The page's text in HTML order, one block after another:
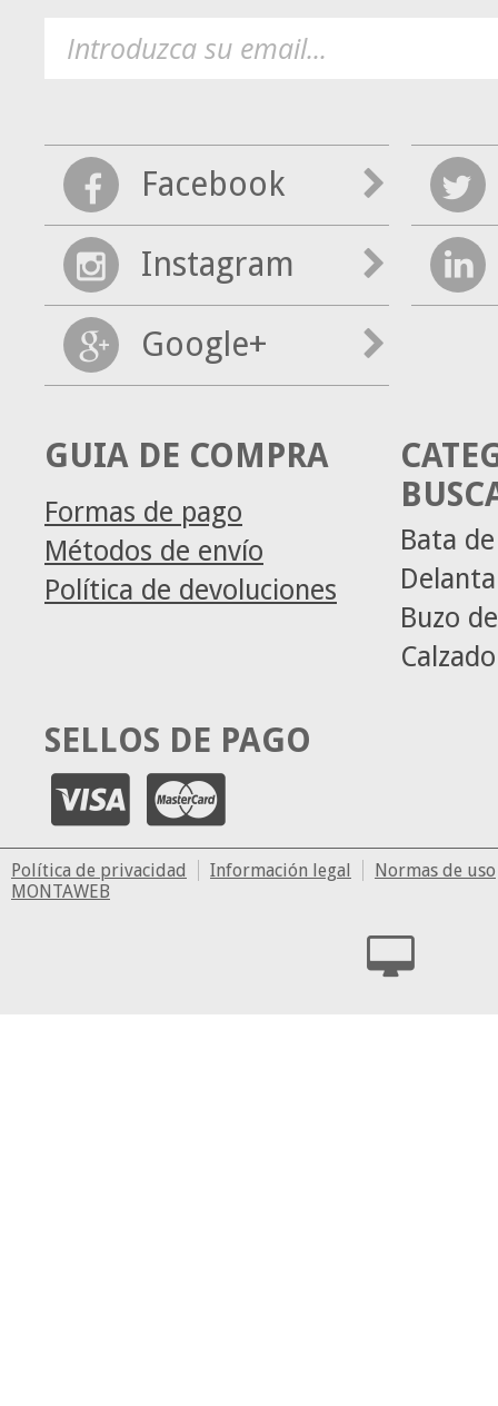
Facebook
Instagram
Google+
GUIA DE COMPRA
Formas de pago
Métodos de envío
Política de devoluciones
Bata
Buzo
SELLOS DE PAGO
Política de privacidad Información legal
Normas de uso
MONTAWEB